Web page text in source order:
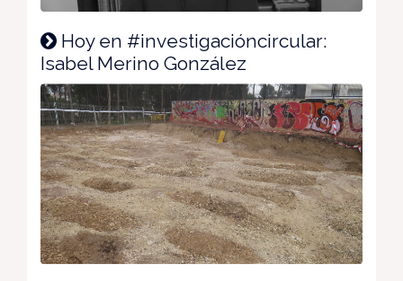
Hoy en #investigacióncircular:
Isabel Merino González